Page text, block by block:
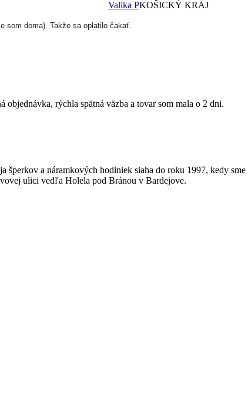
Valika PKOŠICKÝ KRAJ
som doma). Takže sa oplatilo čakať.
rýchla spätná väzba a tovar som mala o 2 dni.
a náramkových hodiniek siaha do roku 1997, kedy
ulici vedľa Holela pod Bránou v Bardejove.